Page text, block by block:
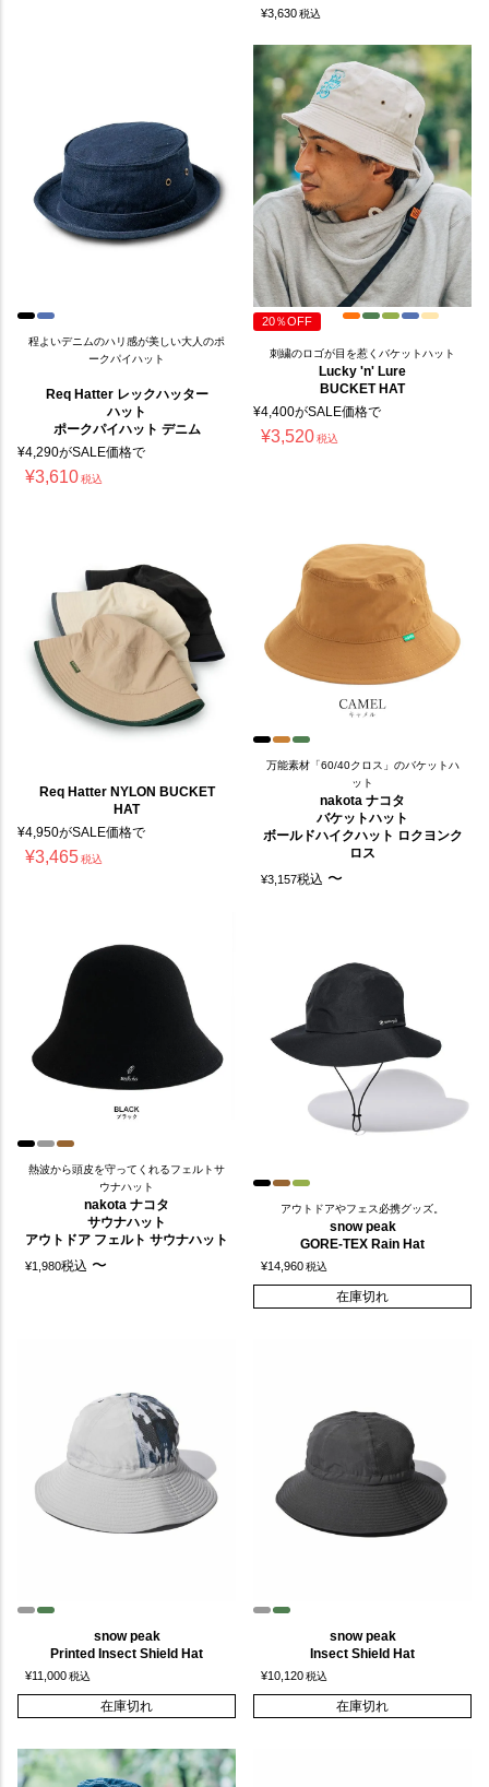
¥3,630税込
程よいデニムのハリ感が美しい大人のポ
ークパイハット
Req Hatter レックハッター
ハット
ポークパイハット デニム
¥4,290がSALE価格で
¥3,610税込
20％OFF
刺繍のロゴが目を惹くバケットハット
Lucky 'n' Lure
BUCKET HAT
¥4,400がSALE価格で
¥3,520税込
Req Hatter NYLON BUCKET
HAT
¥4,950がSALE価格で
¥3,465税込
万能素材「60/40クロス」のバケットハ
ット
nakota ナコタ
バケットハット
ボールドハイクハット ロクヨンク
ロス
¥3,157税込 〜
熱波から頭皮を守ってくれるフェルトサ
ウナハット
nakota ナコタ
サウナハット
アウトドア フェルト サウナハット
¥1,980税込 〜
アウトドアやフェス必携グッズ。
snow peak
GORE-TEX Rain Hat
¥14,960税込
在庫切れ
snow peak
Printed Insect Shield Hat
¥11,000税込
在庫切れ
snow peak
Insect Shield Hat
¥10,120税込
在庫切れ